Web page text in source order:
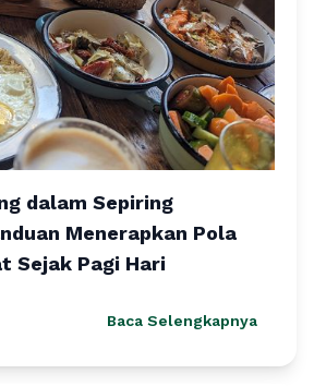
dalam Sepiring
Menerapkan Pola
Sejak Pagi Hari
Baca Selengkapnya